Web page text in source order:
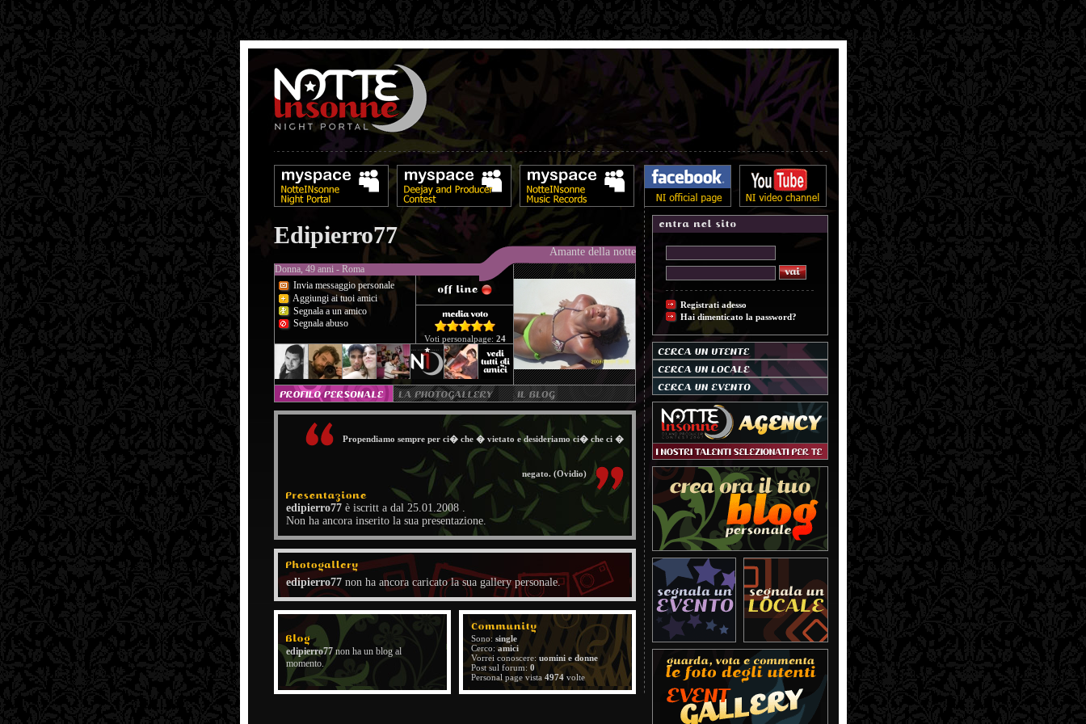
Edipierro77
Amante della notte
Donna, 49 anni - Roma
Invia messaggio personale
Aggiungi ai tuoi amici
Segnala a un amico
Segnala abuso
Voti personalpage: 24
Propendiamo sempre per ci� che � vietato e desideriamo ci� che ci �
negato. (Ovidio)
edipierro77 è iscritt a dal 25.01.2008 .
Non ha ancora inserito la sua presentazione.
edipierro77 non ha ancora caricato la sua gallery personale.
edipierro77non ha un blog al
momento.
Sono: single
Cerco: amici
Vorrei conoscere: uomini e donne
Post sul forum: 0
Personal page vista 4974 volte
Registrati adesso
Hai dimenticato la password?